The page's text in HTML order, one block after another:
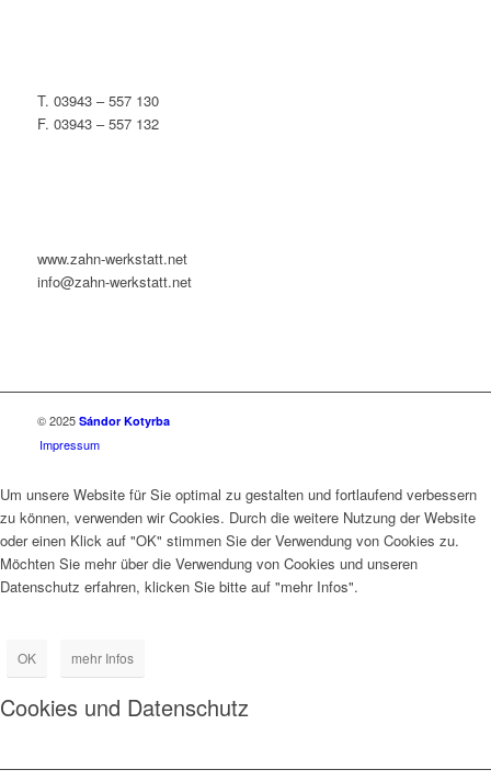
T. 03943 – 557 130
F. 03943 – 557 132
www.zahn-werkstatt.net
info@zahn-werkstatt.net
© 2025 Sándor Kotyrba
Impressum
Um unsere Website für Sie optimal zu gestalten und fortlaufend verbessern
zu können, verwenden wir Cookies. Durch die weitere Nutzung der Website
oder einen Klick auf "OK" stimmen Sie der Verwendung von Cookies zu.
Möchten Sie mehr über die Verwendung von Cookies und unseren
Datenschutz erfahren, klicken Sie bitte auf "mehr Infos".
OK mehr Infos
Cookies und Datenschutz